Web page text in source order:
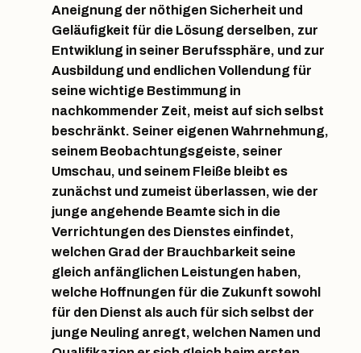
Aneignung der nöthigen Sicherheit und
Geläufigkeit für die Lösung derselben, zur
Entwiklung in seiner Berufssphäre, und zur
Ausbildung und endlichen Vollendung für
seine wichtige Bestimmung in
nachkommender Zeit, meist auf sich selbst
beschränkt. Seiner eigenen Wahrnehmung,
seinem Beobachtungsgeiste, seiner
Umschau, und seinem Fleiße bleibt es
zunächst und zumeist überlassen, wie der
junge angehende Beamte sich in die
Verrichtungen des Dienstes einfindet,
welchen Grad der Brauchbarkeit seine
gleich anfänglichen Leistungen haben,
welche Hoffnungen für die Zukunft sowohl
für den Dienst als auch für sich selbst der
junge Neuling anregt, welchen Namen und